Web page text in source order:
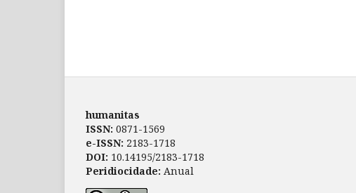
humanitas
ISSN: 0871-1569
e-ISSN: 2183-1718
DOI: 10.14195/2183-1718
Peridiocidade: Anual